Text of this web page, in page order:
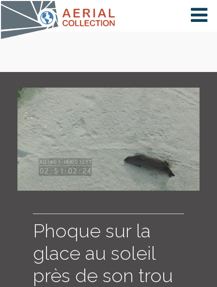
×
PAYS
CARTE
COLLECTIONS
ENGLISH
Phoque sur la
glace au soleil
près de son trou